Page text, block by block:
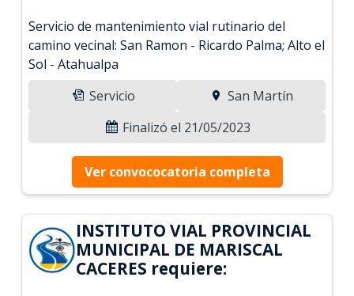
Servicio de mantenimiento vial rutinario del
camino vecinal: San Ramon - Ricardo Palma; Alto el
Sol - Atahualpa
Servicio
San Martín
Finalizó el 21/05/2023
Ver convococatoria completa
INSTITUTO VIAL PROVINCIAL
MUNICIPAL DE MARISCAL
CACERES requiere: